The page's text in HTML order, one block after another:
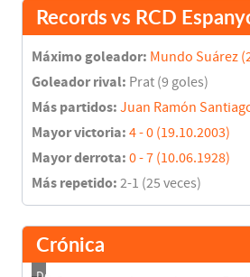
Records vs RCD
Máximo goleador: Mundo Suárez
Goleador rival: Prat (9 goles)
Más partidos: Juan Ramón
Mayor victoria: 4 - 0 (19.10.2003)
Mayor derrota: 0 - 7 (10.06.1928)
Más repetido: 2-1 (25 veces)
Crónica